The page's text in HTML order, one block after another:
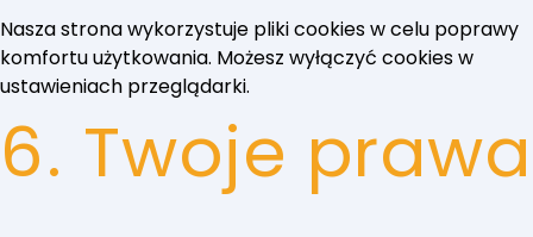
Nasza strona wykorzystuje pliki cookies w celu poprawy
komfortu użytkowania. Możesz wyłączyć cookies w
ustawieniach przeglądarki.
6. Twoje prawa